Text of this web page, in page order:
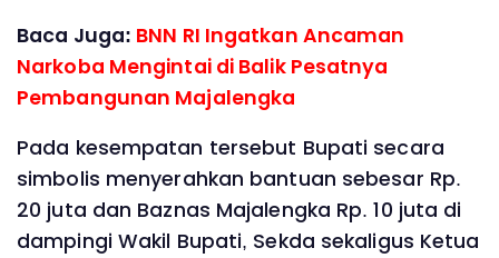
Baca Juga: BNN RI Ingatkan Ancaman
Narkoba Mengintai di Balik Pesatnya
Pembangunan Majalengka
Pada kesempatan tersebut Bupati secara
simbolis menyerahkan bantuan sebesar Rp.
20 juta dan Baznas Majalengka Rp. 10 juta di
dampingi Wakil Bupati, Sekda sekaligus Ketua